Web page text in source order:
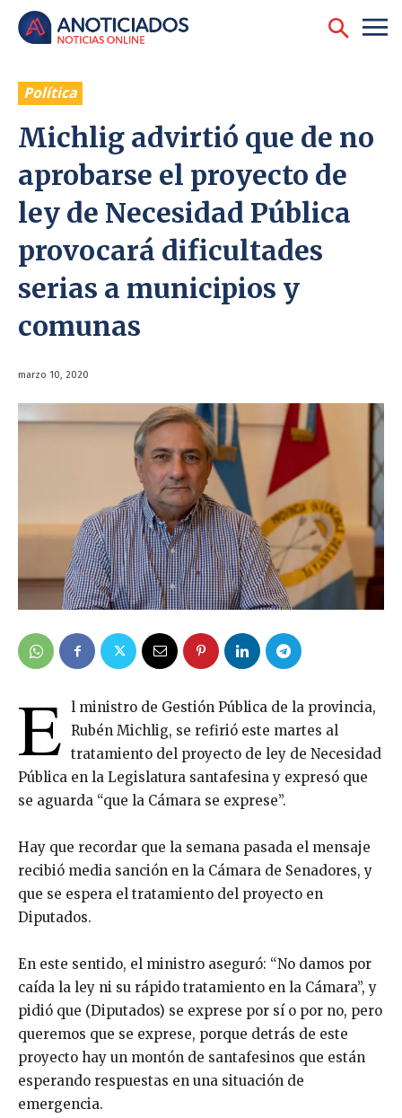
Política
Michlig advirtió que de no
aprobarse el proyecto de
ley de Necesidad Pública
provocará dificultades
serias a municipios y
comunas
marzo 10, 2020
E l ministro de Gestión Pública de la provincia,
Rubén Michlig, se refirió este martes al
tratamiento del proyecto de ley de Necesidad
Pública en la Legislatura santafesina y expresó que
se aguarda “que la Cámara se exprese”.
Hay que recordar que la semana pasada el mensaje
recibió media sanción en la Cámara de Senadores, y
que se espera el tratamiento del proyecto en
Diputados.
En este sentido, el ministro aseguró: “No damos por
caída la ley ni su rápido tratamiento en la Cámara”, y
pidió que (Diputados) se exprese por sí o por no, pero
queremos que se exprese, porque detrás de este
proyecto hay un montón de santafesinos que están
esperando respuestas en una situación de
emergencia.